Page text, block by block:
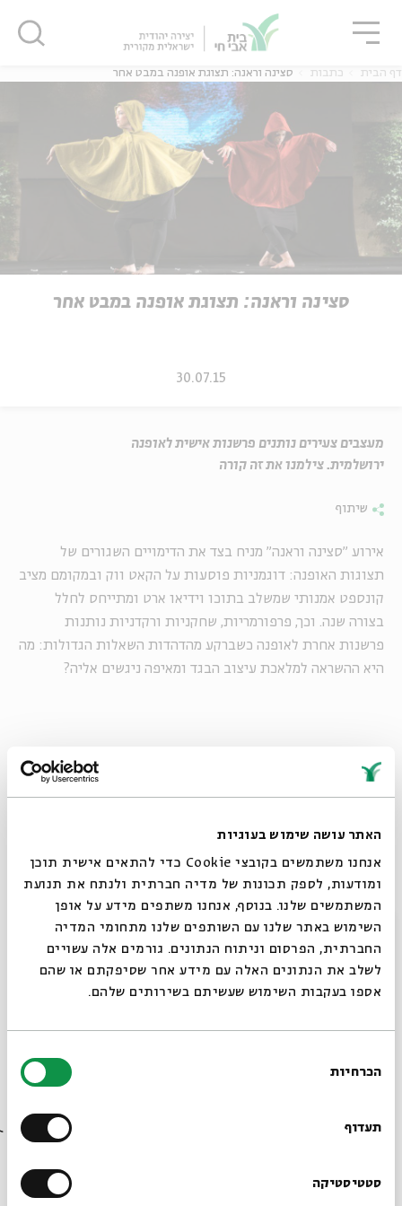
האתר עושה שימוש בעוגיות
אנחנו משתמשים בקובצי Cookie כדי להתאים אישית תוכן
ומודעות, לספק תכונות של מדיה חברתית ולנתח את תנועת
המשתמשים שלנו. בנוסף, אנחנו משתפים מידע על אופן
השימוש באתר שלנו עם השותפים שלנו מתחומי המדיה
החברתית, הפרסום וניתוח הנתונים. גורמים אלה עשויים
לשלב את הנתונים האלה עם מידע אחר שסיפקתם או שהם
אספו בעקבות השימוש שעשיתם בשירותים שלהם.
הסכמה
הכרחיות
תעדוף
סטטיסטיקה
אנגלית
דף הבית כתבות סצינה וראנה: תצוגת אופנה במבט אחר
סצינה וראנה: תצוגת אופנה במבט אחר
30.07.15
מעצבים צעירים נותנים פרשנות אישית לאופנה
ירושלמית. צילמנו את זה קורה
שיתוף
אירוע "סצינה וראנה" מניח בצד את הדימויים השגורים של
תצוגות האופנה: דוגמניות פוסעות על הקאט ווק ובמקומם מציב
קונספט אמנותי שמשלב בתוכו וידיאו ארט ומתייחס לחלל
בצורה שנה. וכך, פרפורמריות, שחקניות ורקדניות נותנות
פרשנות אחרת לאופנה כשברקע מהדהדות השאלות הגדולות: מה
היא ההשראה למלאכת עיצוב הבגד ומאיפה ניגשים אליה?
לתצוגת האופנה המלאה היכנסו:
יוטיוב
עיצוב
סגור
סגור